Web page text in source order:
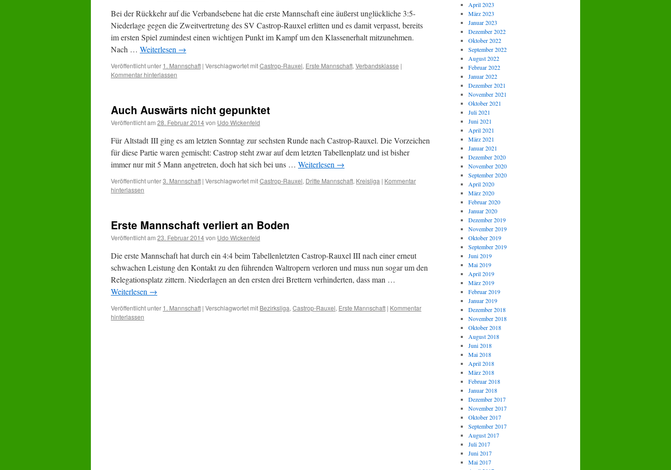
Bei der Rückkehr auf die Verbandsebene hat die erste Mannschaft eine äußerst unglückliche 3:5-
Niederlage gegen die Zweitvertretung des SV Castrop-Rauxel erlitten und es damit verpasst, bereits
im ersten Spiel zumindest einen wichtigen Punkt im Kampf um den Klassenerhalt mitzunehmen.
Nach … Weiterlesen →
Veröffentlicht unter 1. Mannschaft | Verschlagwortet mitCastrop-Rauxel, Erste Mannschaft, Verbandsklasse |
Kommentar hinterlassen
Auch Auswärts nicht gepunktet
Veröffentlicht am 28. Februar 2014von Udo Wickenfeld
Für Altstadt III ging es am letzten Sonntag zur sechsten Runde nach Castrop-Rauxel. Die Vorzeichen
für diese Partie waren gemischt: Castrop steht zwar auf dem letzten Tabellenplatz und ist bisher
immer nur mit 5 Mann angetreten, doch hat sich bei uns … Weiterlesen →
Veröffentlicht unter3. Mannschaft | Verschlagwortet mitCastrop-Rauxel, Dritte Mannschaft, Kreisliga | Kommentar
hinterlassen
Erste Mannschaft verliert an Boden
Veröffentlicht am 23. Februar 2014von Udo Wickenfeld
Die erste Mannschaft hat durch ein 4:4 beim Tabellenletzten Castrop-Rauxel III nach einer erneut
schwachen Leistung den Kontakt zu den führenden Waltropern verloren und muss nun sogar um den
Relegationsplatz zittern. Niederlagen an den ersten drei Brettern verhinderten, dass man …
Weiterlesen →
Veröffentlicht unter 1. Mannschaft | Verschlagwortet mit Bezirksliga, Castrop-Rauxel, Erste Mannschaft | Kommentar
hinterlassen
April 2023
März 2023
Januar 2023
Dezember 2022
Oktober 2022
September 2022
August 2022
Februar 2022
Januar 2022
Dezember 2021
November 2021
Oktober 2021
Juli 2021
Juni 2021
April 2021
März 2021
Januar 2021
Dezember 2020
November 2020
September 2020
April 2020
März 2020
Februar 2020
Januar 2020
Dezember 2019
November 2019
Oktober 2019
September 2019
Juni 2019
Mai 2019
April 2019
März 2019
Februar 2019
Januar 2019
Dezember 2018
November 2018
Oktober 2018
August 2018
Juni 2018
Mai 2018
April 2018
März 2018
Februar 2018
Januar 2018
Dezember 2017
November 2017
Oktober 2017
September 2017
August 2017
Juli 2017
Juni 2017
Mai 2017